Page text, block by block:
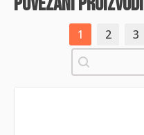
1 2 3
Pretraži